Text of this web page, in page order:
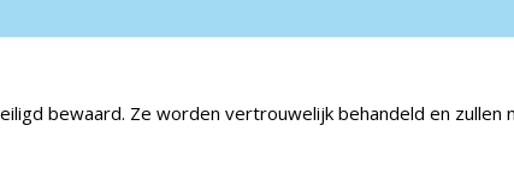
bewaard. Ze worden vertrouwelijk behandeld en zullen